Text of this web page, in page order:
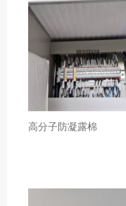
高分子防凝露棉